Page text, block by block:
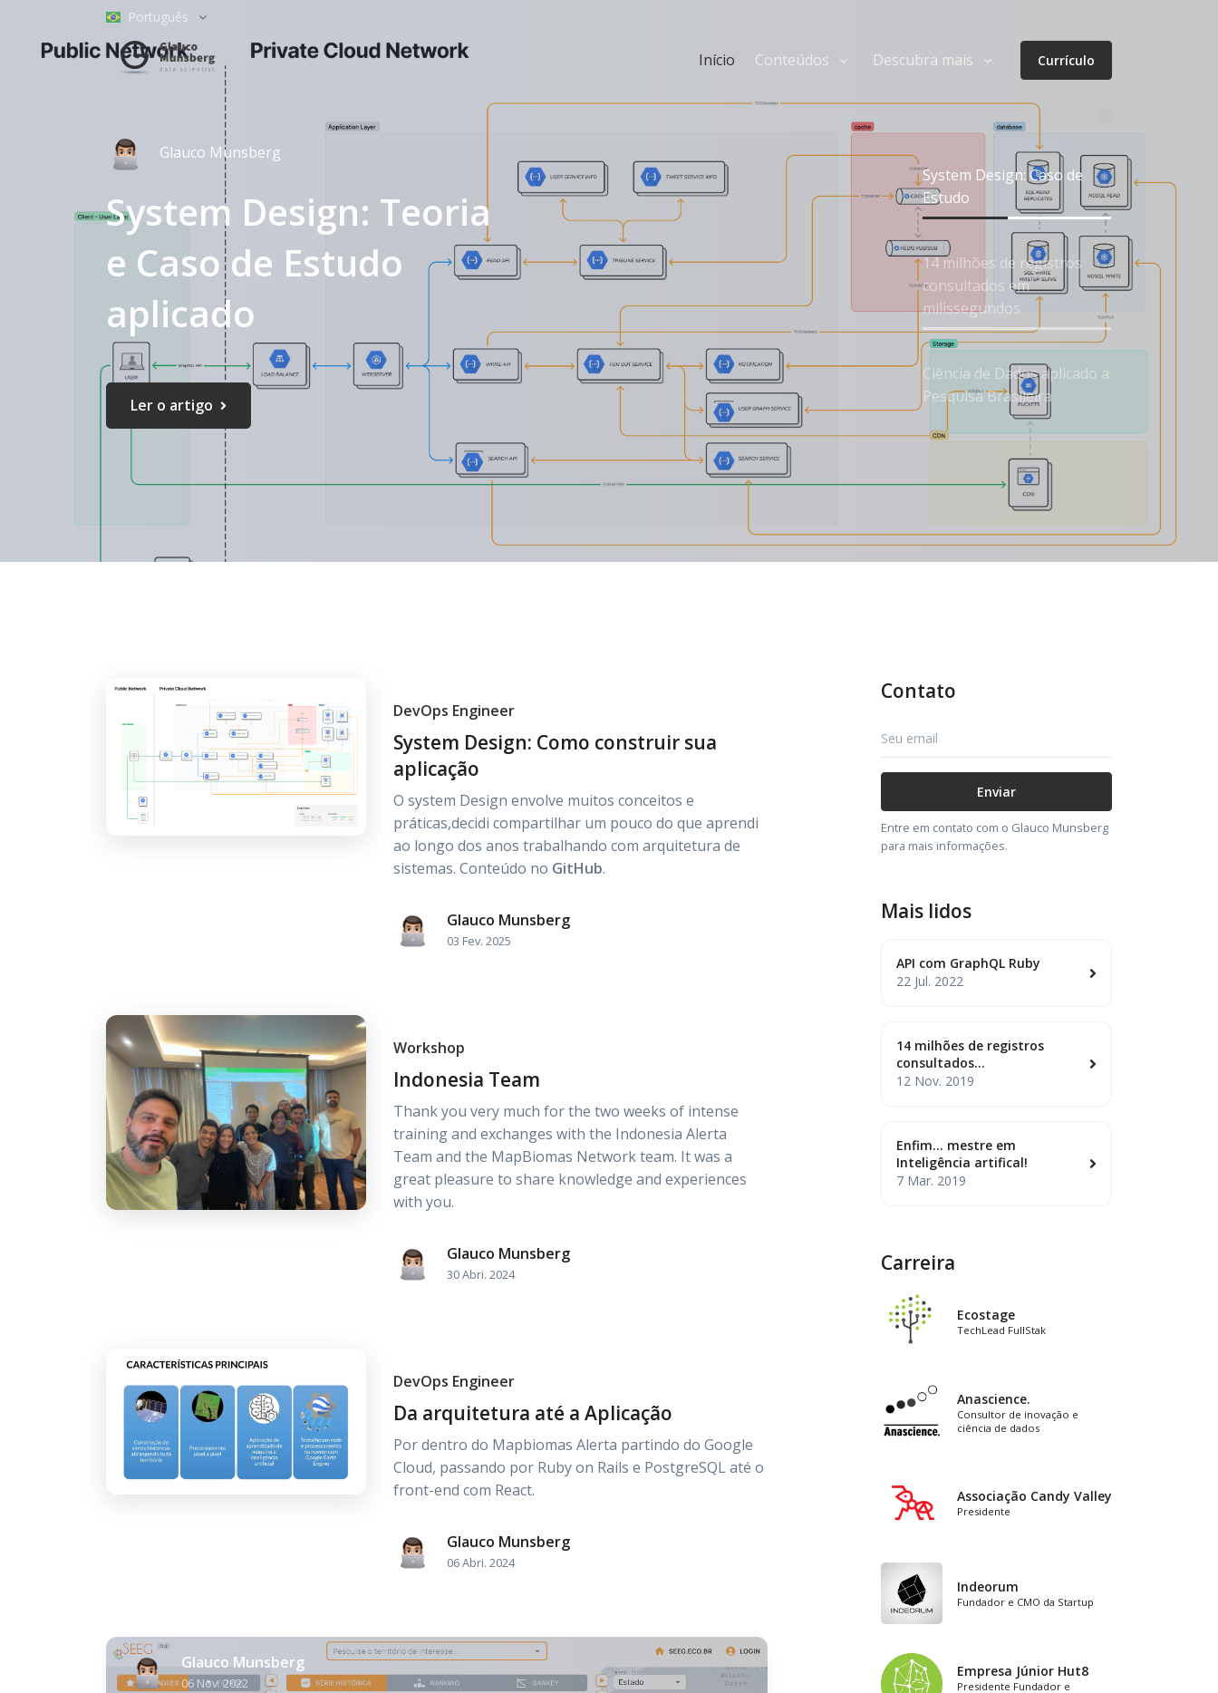
Português
Início Conteúdos Descubra mais Currículo
Glauco Munsberg
System Design: Teoria
e Caso de Estudo
aplicado
Ler o artigo
System Design: Caso de
Estudo
14 milhões de registros
consultados em
milissegundos
Ciência de Dados aplicado a
Pesquisa Brasileira
A API "v2" com GraphQL
Ruby
DevOps Engineer
System Design: Como construir sua
aplicação
O system Design envolve muitos conceitos e
práticas,decidi compartilhar um pouco do que aprendi
ao longo dos anos trabalhando com arquitetura de
sistemas. Conteúdo no GitHub.
Glauco Munsberg
03 Fev. 2025
Workshop
Indonesia Team
Thank you very much for the two weeks of intense
training and exchanges with the Indonesia Alerta
Team and the MapBiomas Network team. It was a
great pleasure to share knowledge and experiences
with you.
Glauco Munsberg
30 Abri. 2024
DevOps Engineer
Da arquitetura até a Aplicação
Por dentro do Mapbiomas Alerta partindo do Google
Cloud, passando por Ruby on Rails e PostgreSQL até o
front-end com React.
Glauco Munsberg
06 Abri. 2024
Glauco Munsberg
06 Nov. 2022
Contato
Subscribe
Enviar
Entre em contato com o Glauco Munsberg
para mais informações.
Mais lidos
API com GraphQL Ruby
22 Jul. 2022
14 milhões de registros
consultados...
12 Nov. 2019
Enfim... mestre em
Inteligência artifical!
7 Mar. 2019
Carreira
Ecostage
TechLead FullStak
Anascience.
Consultor de inovação e
ciência de dados
Associação Candy Valley
Presidente
Indeorum
Fundador e CMO da Startup
Empresa Júnior Hut8
Presidente Fundador e